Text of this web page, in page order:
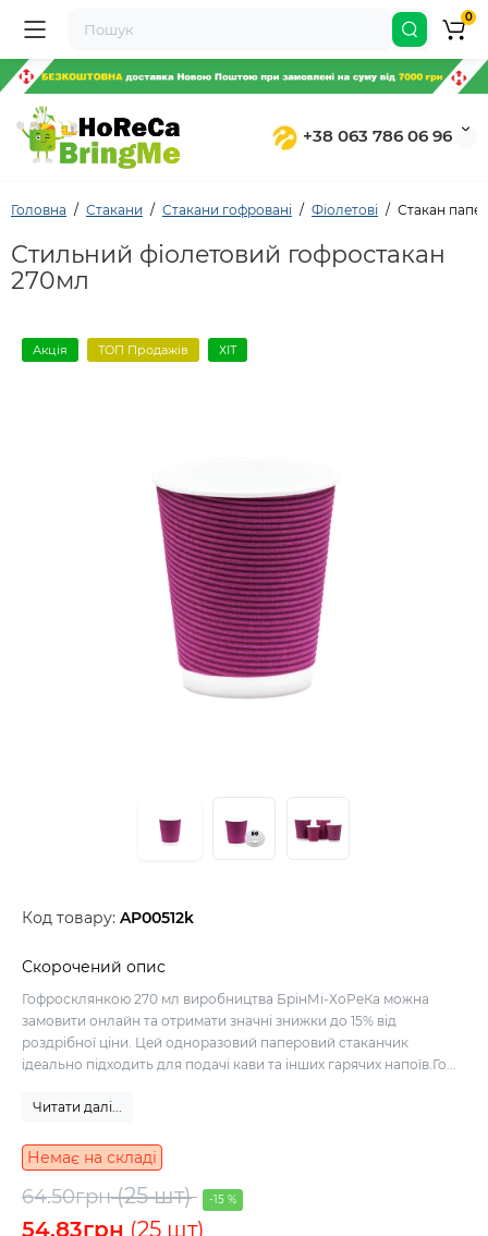
+38 063 786 06 96
0
Головна Стакани Стакани гофровані Фіолетові Стакан
Стильний фіолетовий гофростакан
270мл
Акція ТОП Продажів ХІТ
Код товару: AP00512k
Скорочений опис
Гофросклянкою 270 мл виробництва БрінМі-ХоРеКа можна
замовити онлайн та отримати значні знижки до 15% від
роздрібної ціни. Цей одноразовий паперовий стаканчик
ідеально підходить для подачі кави та інших гарячих напоїв.Го...
Читати далі...
Немає на складі
64.50грн(25 шт) -15 %
54.83грн (25 шт)